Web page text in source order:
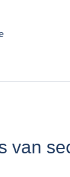
van